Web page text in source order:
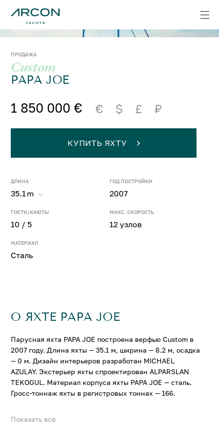
ПРОДАЖА
Custom
PAPA JOE
1 850 000 € € $ £ ₽
ДЛИНА
35.1m
ГОД ПОСТРОЙКИ
2007
ГОСТИ/КАЮТЫ
10 / 5
МАКС. СКОРОСТЬ
12 узлов
МАТЕРИАЛ
Сталь
КУПИТЬ ЯХТУ
О ЯХТЕ PAPA JOE
Парусная яхта PAPA JOE построена верфью Custom в
2007 году. Длина яхты — 35.1 м, ширина — 8.2 м, осадка
— 0 м. Дизайн интерьеров разработан MICHAEL
AZULAY. Экстерьер яхты спроектирован ALPARSLAN
TEKOGUL. Материал корпуса яхты PAPA JOE — сталь.
Гросс-тоннаж яхты в регистровых тоннах — 166.
На яхте PAPA JOE можно разместить до 10 гостей в 5
Показать все